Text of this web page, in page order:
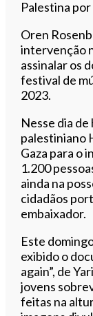
Palestina
Oren
intervenção
assinalar os
festival de
2023.
Nesse dia
palestiniano
Gaza para o
1.200
ainda na
cidadãos
embaixador.
Este
exibido o
again”, de
jovens
feitas na